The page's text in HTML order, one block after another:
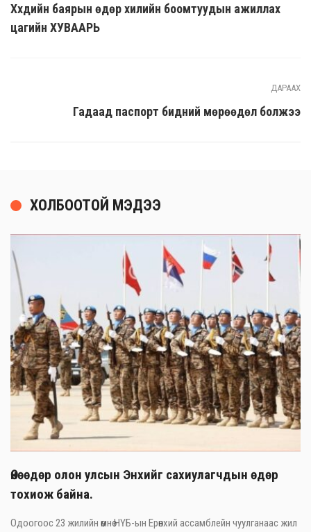
Хүүхдийн баярын өдөр хилийн боомтуудын ажиллах
цагийн ХУВААРЬ
ДАРААХ
Гадаад паспорт бидний мөрөөдөл болжээ
ХОЛБООТОЙ МЭДЭЭ
Өнөөдөр олон улсын Энхийг сахиулагчдын өдөр
тохиож байна.
Одоогоос 23 жилийн өмнө НҮБ-ын Ерөнхий ассамблейн чуулганаас жил